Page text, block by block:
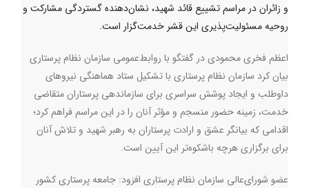
و زائران در مراسم تشییع قائد شهید، نشان‌دهنده گستردگی مشارکت و
روحیه مسئولیت‌پذیری این قشر خدمت‌گزار است.
اعظم فخری محمودی در گفتگو با روابط‌عمومی سازمان نظام پرستاری
بیان کرد سازمان نظام پرستاری با تشکیل ستاد هماهنگی نیروهای
داوطلب و ایجاد پوشش سراسری برای سازماندهی پرستاران متقاضی
خدمت، زمینه حضور منسجم و مؤثر آنان را در این مراسم فراهم کرد؛
اقدامی که بیانگر عشق و ارادت پرستاران به رهبر شهید و تلاش آنان
برای برگزاری هرچه باشکوه‌تر این آیین است.
عضو شورای‌عالی سازمان نظام پرستاری افزود: جامعه پرستاری کشور